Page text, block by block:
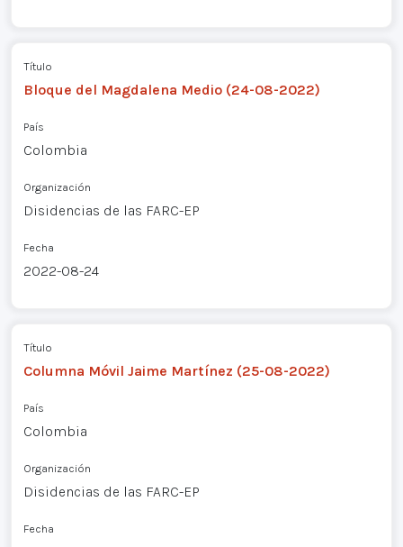
Título
Bloque del Magdalena Medio (24-08-2022)
País
Colombia
Organización
Disidencias de las FARC-EP
Fecha
2022-08-24
Título
Columna Móvil Jaime Martínez (25-08-2022)
País
Colombia
Organización
Disidencias de las FARC-EP
Fecha